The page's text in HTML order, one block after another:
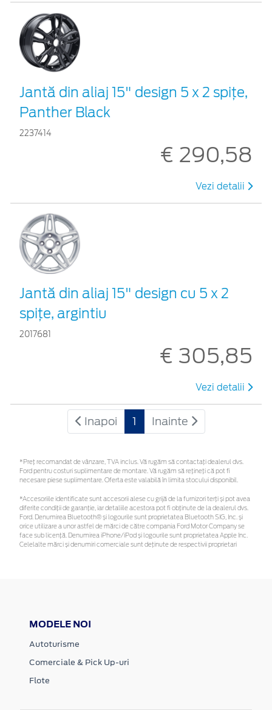
Jantă din aliaj 15" design 5 x 2 spiţe,
Panther Black
2237414
€ 290,58
Vezi detalii
Jantă din aliaj 15" design cu 5 x 2
spițe, argintiu
2017681
€ 305,85
Vezi detalii
Inapoi 1 Inainte
*Preţ recomandat de vânzare, TVA inclus. Vă rugăm să contactaţi dealerul dvs.
Ford pentru costuri suplimentare de montare. Vă rugăm să rețineți că pot fi
necesare piese suplimentare. Oferta este valabilă în limita stocului disponibil.
*Accesoriile identificate sunt accesorii alese cu grijă de la furnizori terți și pot avea
diferite condiții de garanție, iar detaliile acestora pot fi obținute de la dealerul dvs.
Ford. Denumirea Bluetooth® și logourile sunt proprietatea Bluetooth SIG, Inc. și
orice utilizare a unor astfel de mărci de către compania Ford Motor Company se
face sub licență. Denumirea iPhone/iPod și logourile sunt proprietatea Apple Inc.
Celelalte mărci și denumiri comerciale sunt deținute de respectivii proprietari
MODELE NOI
Autoturisme
Comerciale & Pick Up-uri
Flote